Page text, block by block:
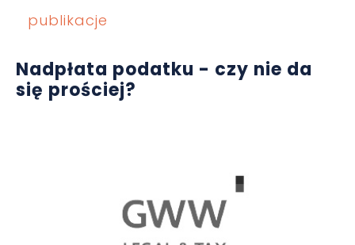
publikacje
Nadpłata podatku - czy nie da
się prościej?